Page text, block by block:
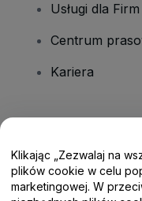
Usługi dla Firm
Centrum
Kariera
Centrum
Klikając „Zezwalaj na
plików cookie w celu
marketingowej. W